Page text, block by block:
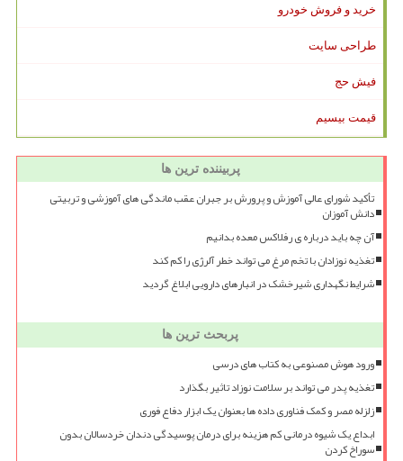
خرید و فروش خودرو
طراحی سایت
فیش حج
قیمت بیسیم
پربیننده ترین ها
تأکید شورای عالی آموزش و پرورش بر جبران عقب ماندگی های آموزشی و تربیتی
دانش آموزان
آن چه باید درباره ی رفلاکس معده بدانیم
تغذیه نوزادان با تخم مرغ می تواند خطر آلرژی را کم کند
شرایط نگهداری شیرخشک در انبارهای دارویی ابلاغ گردید
پربحث ترین ها
ورود هوش مصنوعی به کتاب های درسی
تغذیه پدر می تواند بر سلامت نوزاد تاثیر بگذارد
زلزله مصر و کمک فناوری داده ها بعنوان یک ابزار دفاع فوری
ابداع یک شیوه درمانی کم هزینه برای درمان پوسیدگی دندان خردسالان بدون
سوراخ کردن